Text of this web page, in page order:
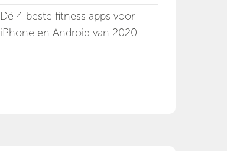
Dé 4 beste fitness apps voor
iPhone en Android van 2020